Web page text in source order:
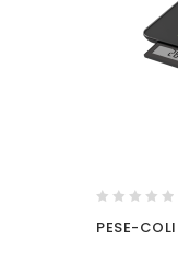
out
PESE-